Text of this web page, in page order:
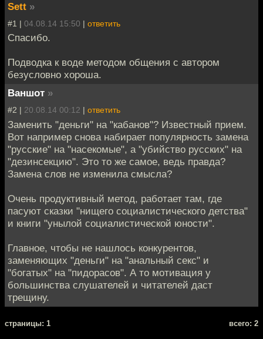
Sett »
#1 | 04.08.14 15:50 | ответить
Спасибо.
Подводка к воде методом общения с автором
безусловно хороша.
Ваншот »
#2 | 20.08.14 00:12 | ответить
Заменить "деньги" на "кабанов"? Известный прием.
Вот например снова набирает популярность замена
"русские" на "насекомые", а "убийство русских" на
"дезинсекцию". Это то же самое, ведь правда?
Замена слов не изменила смысла?
Очень продуктивный метод, работает там, где
пасуют сказки "нищего социалистического детства"
и книги "унылой социалистической юности".
Главное, чтобы не нашлось конкурентов,
заменяющих "деньги" на "анальный секс" и
"богатых" на "пидорасов". А то мотивация у
большинства слушателей и читателей даст
трещину.
cтраницы: 1 всего: 2